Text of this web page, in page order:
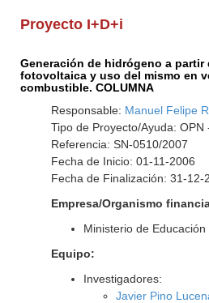
Proyecto I+D+i
Generación de hidrógeno a partir
fotovoltaica y uso del mismo en
combustible. COLUMNA
Responsable: Manuel Felipe
Tipo de Proyecto/Ayuda: OPN
Referencia: SN-0510/2007
Fecha de Inicio: 01-11-2006
Fecha de Finalización: 31-12-
Empresa/Organismo
Ministerio de Educación
Equipo:
Investigadores:
Javier Pino